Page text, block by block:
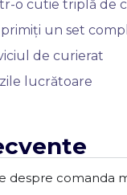
o cutie triplă de
un set
de curierat
lucrătoare
despre comanda